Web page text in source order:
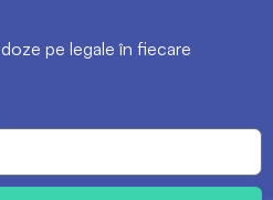
pe legale în fiecare